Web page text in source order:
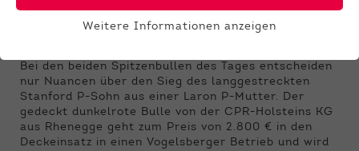
Mehr Spanne bei den Färsen – Kunden
Bei den beiden Spitzenbullen des Tages entscheiden
nur Nuancen über den Sieg des langgestreckten
Stanford P-Sohn aus einer Laron P-Mutter. Der
gedeckt dunkelrote Bulle von der CPR-Holsteins KG
aus Rhenegge geht zum Preis von 2.800 € in den
Deckeinsatz in einen Vogelsberger Betrieb und wird
Funktionen der Webseite benötigt. Dadurch ist
gewährleistet, dass die Webseite einwandfrei
funktioniert.
Name cookie_optin
Cookie-Informationen anzeigen
Weitere Informationen anzeigen